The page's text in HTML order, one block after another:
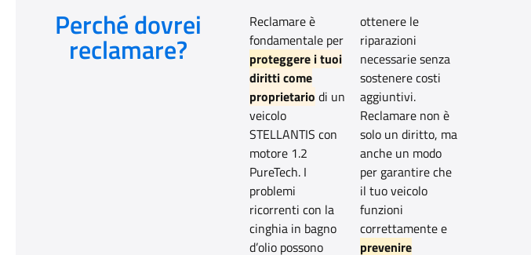
Perché dovrei
reclamare?
Reclamare è
fondamentale per
proteggere i tuoi
diritti come
proprietario di un
veicolo
STELLANTIS con
motore 1.2
PureTech. I
problemi
ricorrenti con la
cinghia in bagno
d’olio possono
ottenere le
riparazioni
necessarie senza
sostenere costi
aggiuntivi.
Reclamare non è
solo un diritto, ma
anche un modo
per garantire che
il tuo veicolo
funzioni
correttamente e
prevenire